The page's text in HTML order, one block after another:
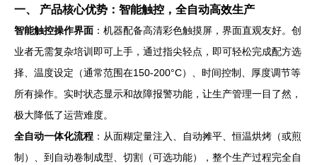
一、 产品核心优势：智能触控，全自动高效生产
智能触控操作界面 ：机器配备高清彩色触摸屏，界面直观友好。创
业者无需复杂培训即可上手，通过指尖轻点，即可轻松完成配方选
择、温度设定（通常范围在150-200°C）、时间控制、厚度调节等
所有操作。实时状态显示和故障报警功能，让生产管理一目了然，
极大降低了运营难度。
全自动一体化流程 ：从面糊定量注入、自动摊平、恒温烘烤（或煎
制）、到自动卷制成型、切割（可选功能），整个生产过程完全自